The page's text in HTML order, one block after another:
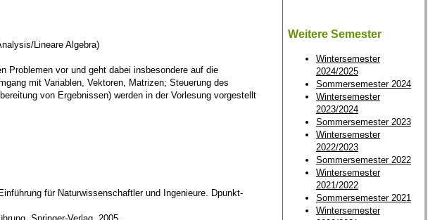
Lineare Algebra)
Problemen vor und geht dabei insbesondere auf die
mit Variablen, Vektoren, Matrizen; Steuerung des
von Ergebnissen) werden in der Vorlesung vorgestellt
für Naturwissenschaftler und Ingenieure. Dpunkt-
Weitere Semester
Wintersemester
2024/2025
Sommersemester 2024
Wintersemester
2023/2024
Sommersemester 2023
Wintersemester
2022/2023
Sommersemester 2022
Wintersemester
2021/2022
Sommersemester 2021
Wintersemester